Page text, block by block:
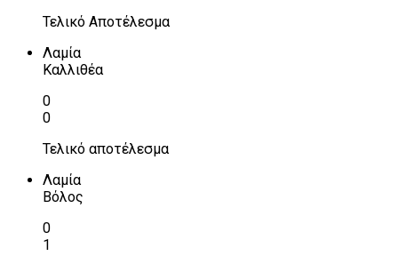
Τελικό Αποτέλεσμα
Λαμία
Καλλιθέα
0
0
Τελικό αποτέλεσμα
Λαμία
Βόλος
0
1